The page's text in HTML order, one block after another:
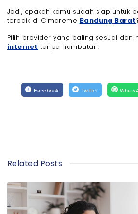
Jadi, apakah kamu sudah siap untuk
terbaik di Cimareme Bandung Barat
Pilih provider yang paling sesuai dan
internet tanpa hambatan!
Facebook Twitter
Related Posts